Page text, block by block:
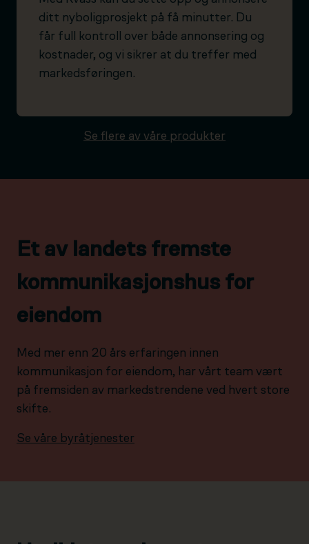
ditt nyboligprosjekt på få minutter. Du
får full kontroll over både annonsering og
kostnader, og vi sikrer at du treffer med
markedsføringen.
Se flere av våre produkter
Et av landets fremste
kommunikasjonshus for
eiendom
Med mer enn 20 års erfaringen innen
kommunikasjon for eiendom, har vårt team vært
på fremsiden av markedstrendene ved hvert store
skifte.
Se våre byråtjenester